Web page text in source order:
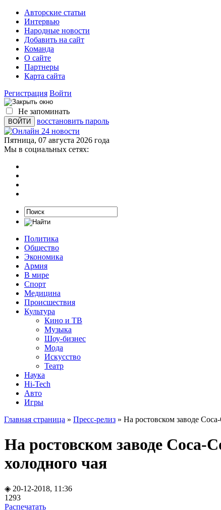
Авторские статьи
Интервью
Народные новости
Добавить на сайт
Команда
О сайте
Партнеры
Карта сайта
Регистрация Войти
Не запоминать
восстановить пароль
Пятница, 07 августа 2026 года
Мы в социальных сетях:
Политика
Общество
Экономика
Армия
В мире
Спорт
Медицина
Происшествия
Культура
Кино и ТВ
Музыка
Шоу-бизнес
Мода
Искусство
Театр
Наука
Hi-Tech
Авто
Игры
Главная страница » Пресс-релиз » На ростовском заводе
На ростовском заводе Coca-
холодного чая
◈ 20-12-2018, 11:36
1293
Распечатать